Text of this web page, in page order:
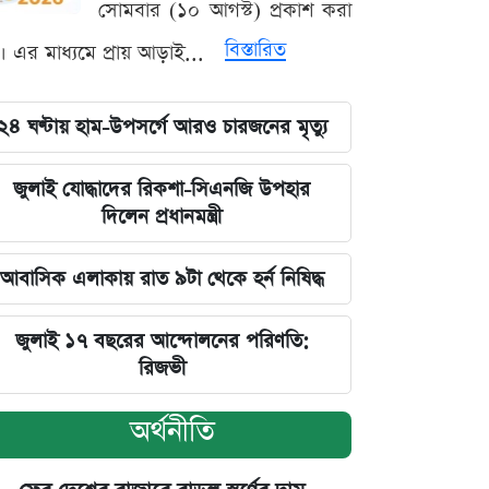
সোমবার (১০ আগস্ট) প্রকাশ করা
এর মাধ্যমে প্রায় আড়াই...
বিস্তারিত
ঘণ্টায় হাম-উপসর্গে আরও চারজনের মৃত্যু
জুলাই যোদ্ধাদের রিকশা-সিএনজি উপহার
দিলেন প্রধানমন্ত্রী
আবাসিক এলাকায় রাত ৯টা থেকে হর্ন নিষিদ্ধ
জুলাই ১৭ বছরের আন্দোলনের পরিণতি:
রিজভী
অর্থনীতি